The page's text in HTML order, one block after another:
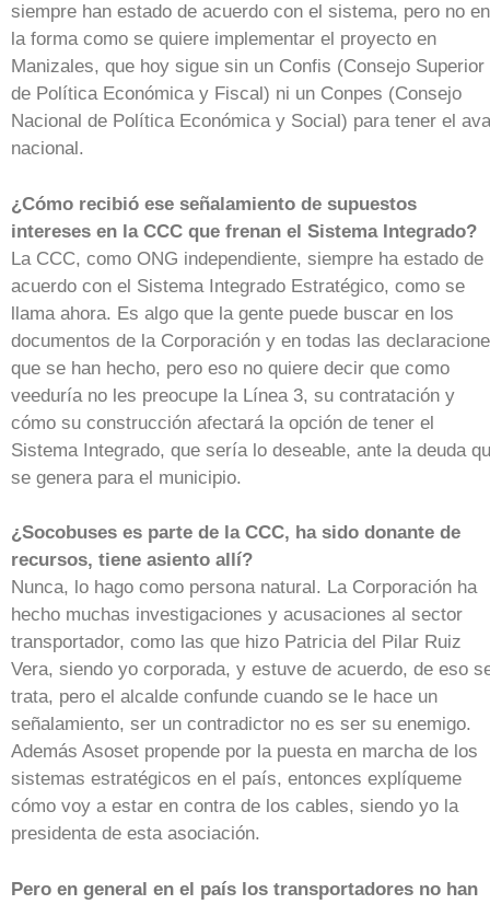
siempre han estado de acuerdo con el sistema, pero no en
la forma como se quiere implementar el proyecto en
Manizales, que hoy sigue sin un Confis (Consejo Superior
de Política Económica y Fiscal) ni un Conpes (Consejo
Nacional de Política Económica y Social) para tener el
nacional.
¿Cómo recibió ese señalamiento de supuestos
intereses en la CCC que frenan el Sistema Integrado?
La CCC, como ONG independiente, siempre ha estado de
acuerdo con el Sistema Integrado Estratégico, como se
llama ahora. Es algo que la gente puede buscar en los
documentos de la Corporación y en todas las
que se han hecho, pero eso no quiere decir que como
veeduría no les preocupe la Línea 3, su contratación y
cómo su construcción afectará la opción de tener el
Sistema Integrado, que sería lo deseable, ante la deuda
se genera para el municipio.
¿Socobuses es parte de la CCC, ha sido donante de
recursos, tiene asiento allí?
Nunca, lo hago como persona natural. La Corporación ha
hecho muchas investigaciones y acusaciones al sector
transportador, como las que hizo Patricia del Pilar Ruiz
Vera, siendo yo corporada, y estuve de acuerdo, de eso
trata, pero el alcalde confunde cuando se le hace un
señalamiento, ser un contradictor no es ser su enemigo.
Además Asoset propende por la puesta en marcha de los
sistemas estratégicos en el país, entonces explíqueme
cómo voy a estar en contra de los cables, siendo yo la
presidenta de esta asociación.
Pero en general en el país los transportadores no han